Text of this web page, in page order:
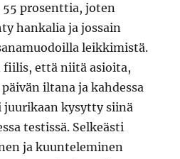
prosenttia, joten
hankalia ja jossain
leikkimistä.
fiilis, että niitä asioita,
iltana ja kahdessa
juurikaan kysytty siinä
testissä. Selkeästi
ja kuunteleminen